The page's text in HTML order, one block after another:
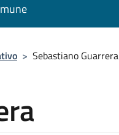
> Sebastiano Guarrera